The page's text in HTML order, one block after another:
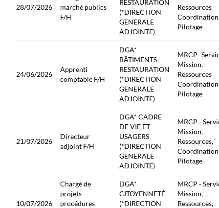
28/07/2026
marché publics
F/H
RESTAURATION
(*DIRECTION
GENERALE
ADJOINTE)
Ressources
Pilotage
24/06/2026
Apprenti
comptable F/H
DGA*
BÂTIMENTS -
RESTAURATION
(*DIRECTION
GENERALE
ADJOINTE)
MRCP-
Mission,
Ressources
Pilotage
21/07/2026
Directeur
adjoint F/H
DGA* CADRE
DE VIE ET
USAGERS
(*DIRECTION
GENERALE
ADJOINTE)
MRCP -
Mission,
Ressources,
Pilotage
10/07/2026
Chargé de
projets
procédures
DGA*
CITOYENNETÉ
(*DIRECTION
MRCP -
Mission,
Ressources,